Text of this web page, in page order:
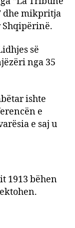
dhe mikpritja
Shqipërinë.
së
nga 35
ishte
e
e saj u
1913 bëhen